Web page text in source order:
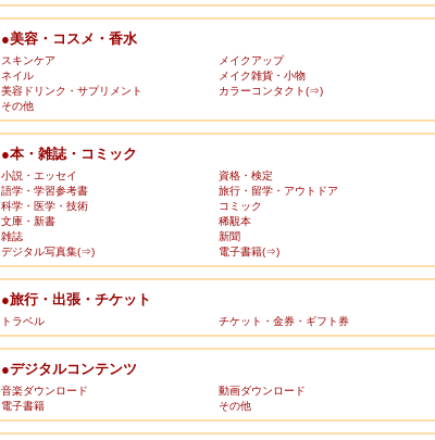
●美容・コスメ・香水
スキンケア メイクアップ
ネイル
メイク雑貨・小物
美容ドリンク・サプリメント
カラーコンタクト(⇒)
その他
●本・雑誌・コミック
小説・エッセイ 資格・検定
語学・学習参考書
旅行・留学・アウトドア
科学・医学・技術
コミック
文庫・新書
稀覯本
雑誌
新聞
デジタル写真集(⇒)
電子書籍(⇒)
●旅行・出張・チケット
トラベル チケット・金券・ギフト券
●デジタルコンテンツ
音楽ダウンロード 動画ダウンロード
電子書籍
その他